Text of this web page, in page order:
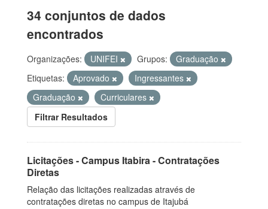
34 conjuntos de dados
encontrados
Organizações: UNIFEI Grupos:
Graduação
Etiquetas:
Aprovado
Ingressantes
Graduação
Curriculares
Filtrar Resultados
Licitações - Campus Itabira - Contratações
Diretas
Relação das licitações realizadas através de
contratações diretas no campus de Itajubá